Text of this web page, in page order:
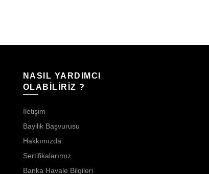
NASIL YARDIMCI
OLABİLİRİZ ?
İletişim
Bayilik Başvurusu
Hakkımızda
Sertifikalarımız
Banka Havale Bilgileri